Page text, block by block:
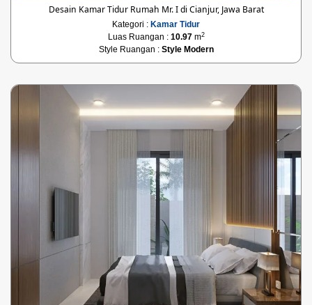
Desain Kamar Tidur Rumah Mr. I di Cianjur, Jawa Barat
Kategori : Kamar Tidur
Luas Ruangan : 10.97m2
Style Ruangan : Style Modern